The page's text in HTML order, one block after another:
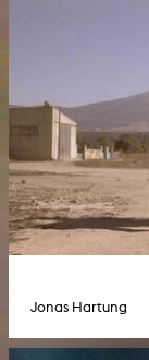
Jonas Hartung